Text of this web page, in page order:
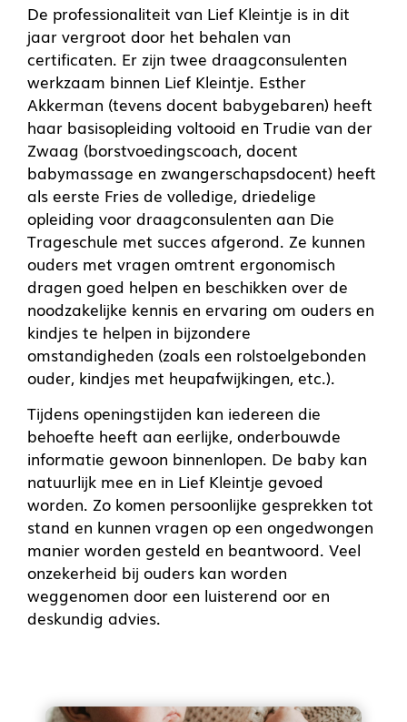
De professionaliteit van Lief Kleintje is in dit
jaar vergroot door het behalen van
certificaten. Er zijn twee draagconsulenten
werkzaam binnen Lief Kleintje. Esther
Akkerman (tevens docent babygebaren) heeft
haar basisopleiding voltooid en Trudie van der
Zwaag (borstvoedingscoach, docent
babymassage en zwangerschapsdocent) heeft
als eerste Fries de volledige, driedelige
opleiding voor draagconsulenten aan Die
Trageschule met succes afgerond. Ze kunnen
ouders met vragen omtrent ergonomisch
dragen goed helpen en beschikken over de
noodzakelijke kennis en ervaring om ouders en
kindjes te helpen in bijzondere
omstandigheden (zoals een rolstoelgebonden
ouder, kindjes met heupafwijkingen, etc.).
Tijdens openingstijden kan iedereen die
behoefte heeft aan eerlijke, onderbouwde
informatie gewoon binnenlopen. De baby kan
natuurlijk mee en in Lief Kleintje gevoed
worden. Zo komen persoonlijke gesprekken tot
stand en kunnen vragen op een ongedwongen
manier worden gesteld en beantwoord. Veel
onzekerheid bij ouders kan worden
weggenomen door een luisterend oor en
deskundig advies.